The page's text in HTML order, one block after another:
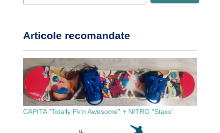
Articole recomandate
CAPITA “Totally Fk’n Awesome” + NITRO “Staxx”